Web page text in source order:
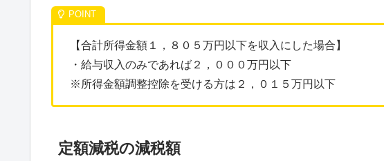
【合計所得金額１，８０５万円以下を収入にした場合】
・給与収入のみであれば２，０００万円以下
※所得金額調整控除を受ける方は２，０１５万円以下
定額減税の減税額